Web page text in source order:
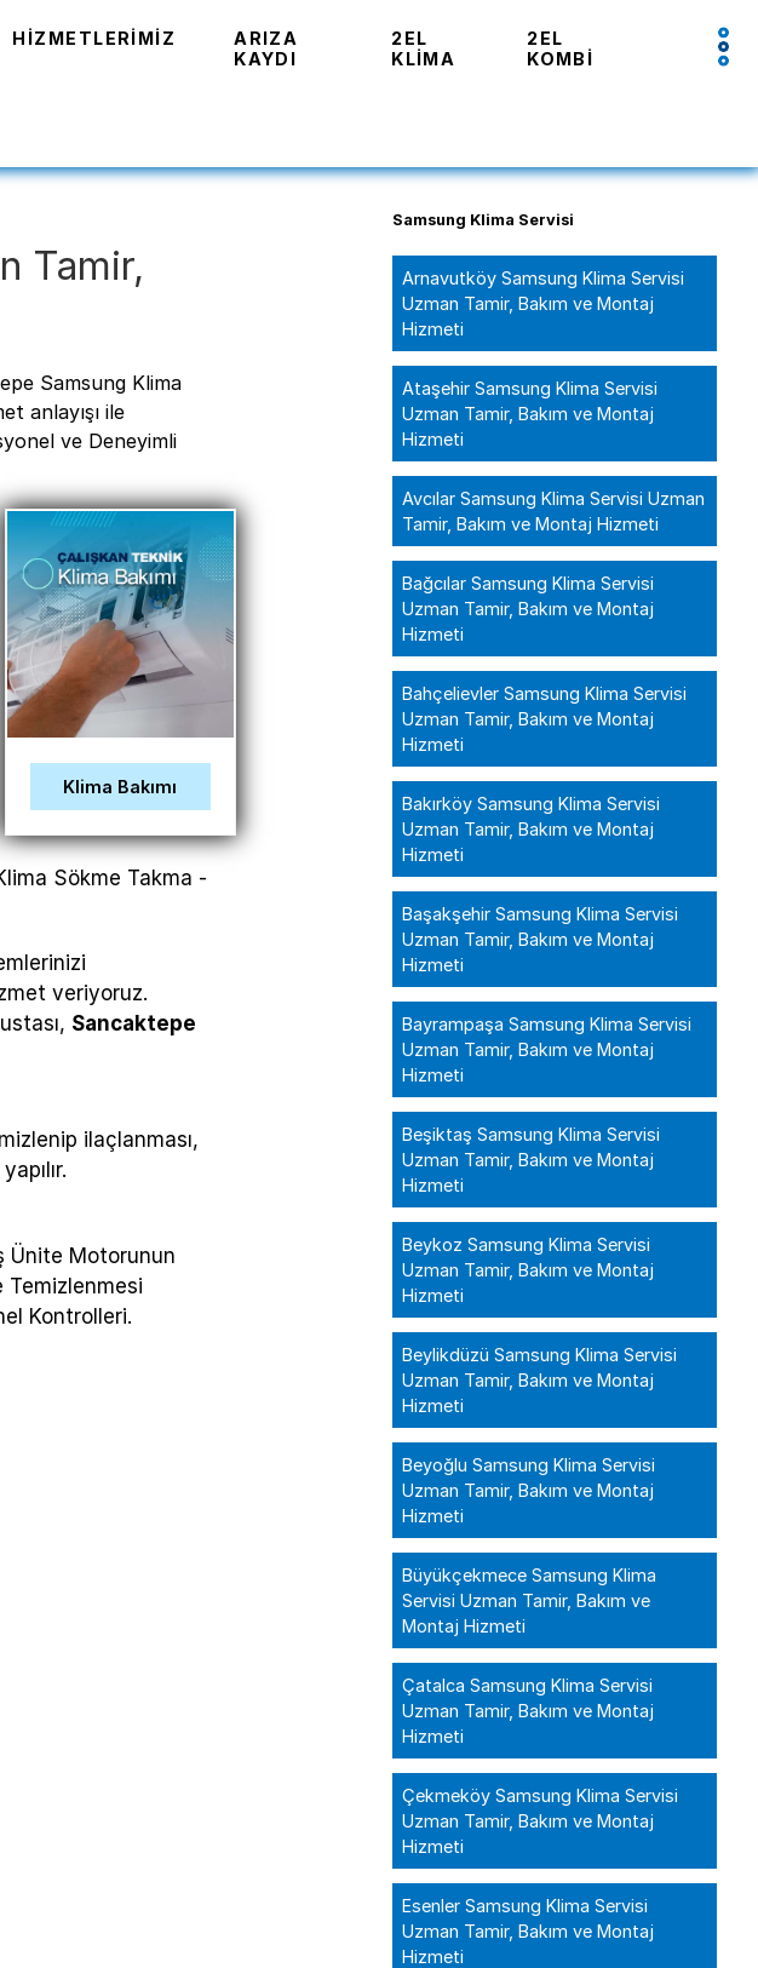
HIZMETLERIMIZ
ARIZA
KAYDI
2EL
KLIMA
2EL
KOMBI
Tamir,
Samsung Klima
anlayışı ile
ve Deneyimli
Klima Bakımı
Sökme Takma -
veriyoruz.
Sancaktepe
ilaçlanması,
Ünite Motorunun
Temizlenmesi
Kontrolleri.
Samsung Klima Servisi
Arnavutköy Samsung Klima Servisi
Uzman Tamir, Bakım ve Montaj
Hizmeti
Ataşehir Samsung Klima Servisi
Uzman Tamir, Bakım ve Montaj
Hizmeti
Avcılar Samsung Klima Servisi Uzman
Tamir, Bakım ve Montaj Hizmeti
Bağcılar Samsung Klima Servisi
Uzman Tamir, Bakım ve Montaj
Hizmeti
Bahçelievler Samsung Klima Servisi
Uzman Tamir, Bakım ve Montaj
Hizmeti
Bakırköy Samsung Klima Servisi
Uzman Tamir, Bakım ve Montaj
Hizmeti
Başakşehir Samsung Klima Servisi
Uzman Tamir, Bakım ve Montaj
Hizmeti
Bayrampaşa Samsung Klima Servisi
Uzman Tamir, Bakım ve Montaj
Hizmeti
Beşiktaş Samsung Klima Servisi
Uzman Tamir, Bakım ve Montaj
Hizmeti
Beykoz Samsung Klima Servisi
Uzman Tamir, Bakım ve Montaj
Hizmeti
Beylikdüzü Samsung Klima Servisi
Uzman Tamir, Bakım ve Montaj
Hizmeti
Beyoğlu Samsung Klima Servisi
Uzman Tamir, Bakım ve Montaj
Hizmeti
Büyükçekmece Samsung Klima
Servisi Uzman Tamir, Bakım ve
Montaj Hizmeti
Çatalca Samsung Klima Servisi
Uzman Tamir, Bakım ve Montaj
Hizmeti
Çekmeköy Samsung Klima Servisi
Uzman Tamir, Bakım ve Montaj
Hizmeti
Esenler Samsung Klima Servisi
Uzman Tamir, Bakım ve Montaj
Hizmeti